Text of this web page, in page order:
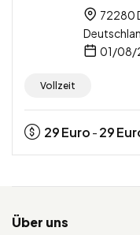
72280
01/08/
Vollzeit
29Euro - 29
Über uns